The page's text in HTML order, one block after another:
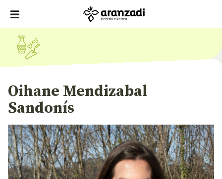
Oihane Mendizabal
Sandonís